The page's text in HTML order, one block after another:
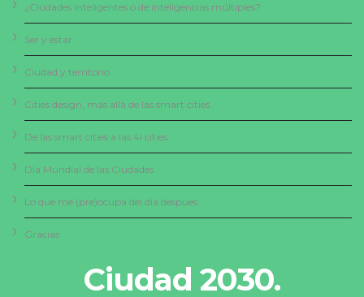
¿Ciudades inteligentes o de inteligencias múltiples?
Ser y estar
Ciudad y territorio
Cities design, más allá de las smart cities
De las smart cities a las 4i cities
Día Mundial de las Ciudades
Lo que me (pre)ocupa del día despues
Gracias
Ciudad 2030.